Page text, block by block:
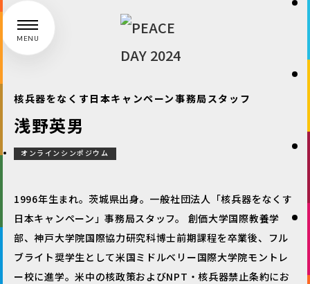
MENU
核兵器をなくす日本キャンペーン事務局スタッフ
浅野英男
オンラインシンポジウム
1996年生まれ。茨城県出身。一般社団法人「核兵器をなくす
日本キャンペーン」事務局スタッフ。 創価大学国際教養学
部、神戸大学院国際協力研究科博士前期課程を卒業後、フル
ブライト奨学生として米国ミドルベリー国際大学院モントレ
ー校に進学。米中の核政策およびNPT・核兵器禁止条約にお